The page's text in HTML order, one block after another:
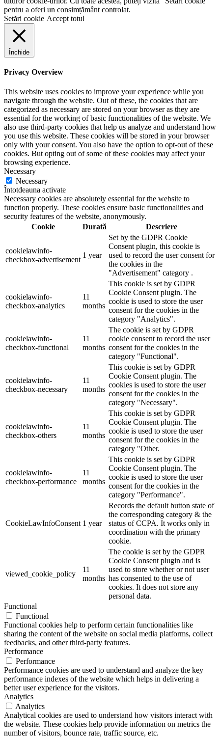
pentru a oferi un consimțământ controlat.
Setări cookie Accept totul
Închide
Privacy Overview
This website uses cookies to improve your experience while you
navigate through the website. Out of these, the cookies that are
categorized as necessary are stored on your browser as they are
essential for the working of basic functionalities of the website. We
also use third-party cookies that help us analyze and understand how
you use this website. These cookies will be stored in your browser
only with your consent. You also have the option to opt-out of these
cookies. But opting out of some of these cookies may affect your
browsing experience.
Necessary
Necessary
Întotdeauna activate
Necessary cookies are absolutely essential for the website to
function properly. These cookies ensure basic functionalities and
security features of the website, anonymously.
Cookie
Durată Descriere
cookielawinfo-
checkbox-advertisement
1 year
Set by the GDPR Cookie
Consent plugin, this cookie is
used to record the user consent for
the cookies in the
"Advertisement" category .
cookielawinfo-
checkbox-analytics
11
months
This cookie is set by GDPR
Cookie Consent plugin. The
cookie is used to store the user
consent for the cookies in the
category "Analytics".
cookielawinfo-
checkbox-functional
11
months
The cookie is set by GDPR
cookie consent to record the user
consent for the cookies in the
category "Functional".
cookielawinfo-
checkbox-necessary
11
months
This cookie is set by GDPR
Cookie Consent plugin. The
cookies is used to store the user
consent for the cookies in the
category "Necessary".
cookielawinfo-
checkbox-others
11
months
This cookie is set by GDPR
Cookie Consent plugin. The
cookie is used to store the user
consent for the cookies in the
category "Other.
cookielawinfo-
checkbox-performance
11
months
This cookie is set by GDPR
Cookie Consent plugin. The
cookie is used to store the user
consent for the cookies in the
category "Performance".
CookieLawInfoConsent 1 year
Records the default button state of
the corresponding category & the
status of CCPA. It works only in
coordination with the primary
cookie.
viewed_cookie_policy
11
months
The cookie is set by the GDPR
Cookie Consent plugin and is
used to store whether or not user
has consented to the use of
cookies. It does not store any
personal data.
Functional
Functional
Functional cookies help to perform certain functionalities like
sharing the content of the website on social media platforms, collect
feedbacks, and other third-party features.
Performance
Performance
Performance cookies are used to understand and analyze the key
performance indexes of the website which helps in delivering a
better user experience for the visitors.
Analytics
Analytics
Analytical cookies are used to understand how visitors interact with
the website. These cookies help provide information on metrics the
number of visitors, bounce rate, traffic source, etc.